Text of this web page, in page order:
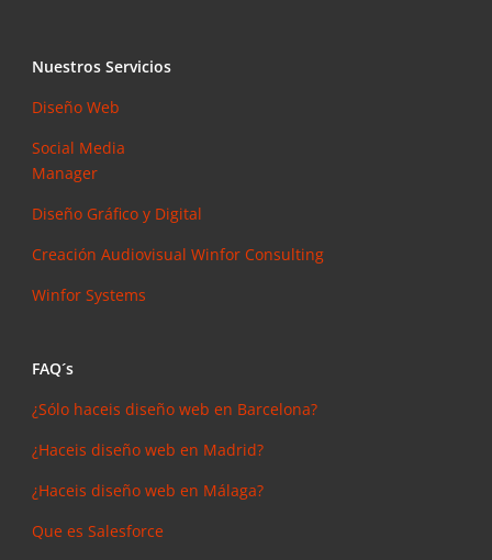
Nuestros Servicios
Diseño Web
Social Media
Manager
Diseño Gráfico y Digital
Creación AudiovisualWinfor Consulting
Winfor Systems
FAQ´s
¿Sólo haceis diseño web en Barcelona?
¿Haceis diseño web en Madrid?
¿Haceis diseño web en Málaga?
Que es Salesforce